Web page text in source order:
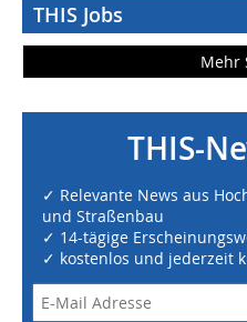
THIS Jobs
Mehr
THIS-
✓ Relevante News aus
und Straßenbau
✓ 14-tägige
✓ kostenlos und jederzeit